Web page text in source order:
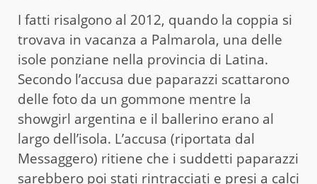
I fatti risalgono al 2012, quando la coppia si
trovava in vacanza a Palmarola, una delle
isole ponziane nella provincia di Latina.
Secondo l’accusa due paparazzi scattarono
delle foto da un gommone mentre la
showgirl argentina e il ballerino erano al
largo dell’isola. L’accusa (riportata dal
Messaggero) ritiene che i suddetti paparazzi
sarebbero poi stati rintracciati e presi a calci